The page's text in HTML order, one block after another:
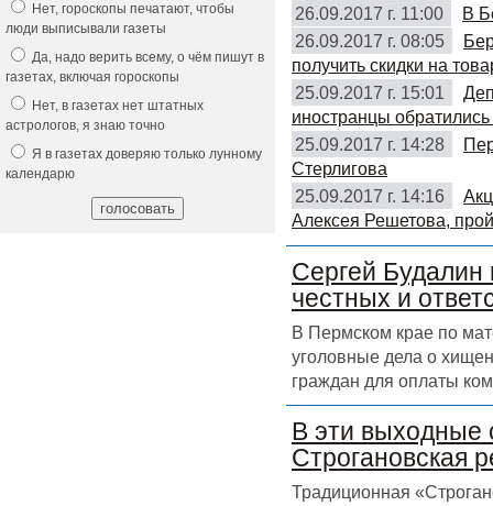
26.09.2017 г. 11:00
В
26.09.2017 г. 08:05
получить скидки на
25.09.2017 г. 15:01
иностранцы обратились
25.09.2017 г. 14:28
Стерлигова
25.09.2017 г. 14:16
Алексея Решетова,
Сергей Будалин
честных и
В Пермском крае по
уголовные дела о
граждан для оплаты
В эти выходные
Строгановская
Традиционная
Нет, гороскопы печатают, чтобы
люди выписывали газеты
Да, надо верить всему, о чём пишут в
газетах, включая гороскопы
Нет, в газетах нет штатных
астрологов, я знаю точно
Я в газетах доверяю только лунному
календарю